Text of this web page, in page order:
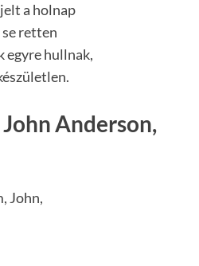
a holnap
se retten
egyre hullnak,
Anderson,
John,